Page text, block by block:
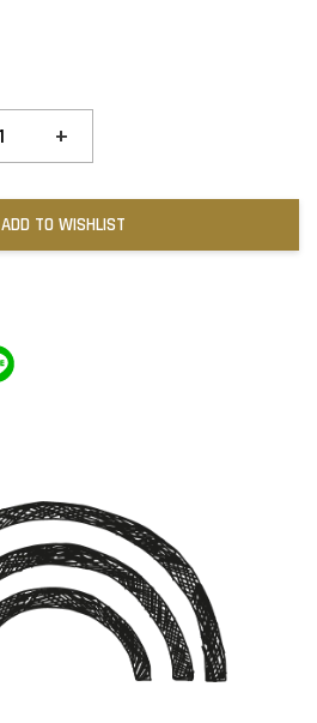
+
ADD TO WISHLIST